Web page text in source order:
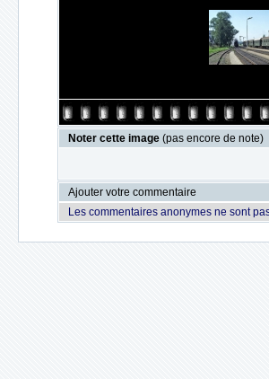
Noter cette image (pas encore de note)
Ajouter votre commentaire
Les commentaires anonymes ne sont